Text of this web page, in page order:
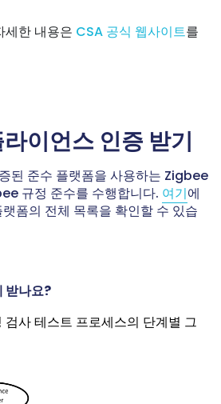
세한 내용은 CSA 공식 웹사이트를
이언스 인증 받기
된 준수 플랫폼을 사용하는 Zigbee
규정 준수를 수행합니다. 여기에
폼의 전체 목록을 확인할 수 있습
받나요?
사 테스트 프로세스의 단계별 그